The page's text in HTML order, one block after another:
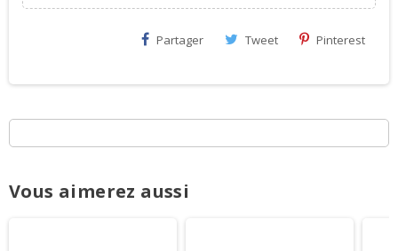
Partager Tweet Pinterest
Vous aimerez aussi